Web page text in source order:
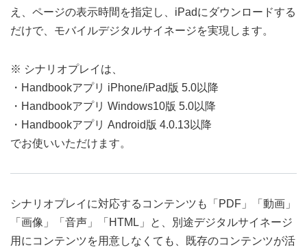
え、ページの表示時間を指定し、iPadにダウンロードする
だけで、モバイルデジタルサイネージを実現します。
※ シナリオプレイは、
・Handbookアプリ iPhone/iPad版 5.0以降
・Handbookアプリ Windows10版 5.0以降
・Handbookアプリ Android版 4.0.13以降
でお使いいただけます。
シナリオプレイに対応するコンテンツも「PDF」「動画」
「画像」「音声」「HTML」と、別途デジタルサイネージ
用にコンテンツを用意しなくても、既存のコンテンツが活